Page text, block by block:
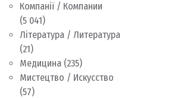
Компанії / Компании
(5 041)
Література / Литература
(21)
Медицина (235)
Мистецтво / Искусство
(57)